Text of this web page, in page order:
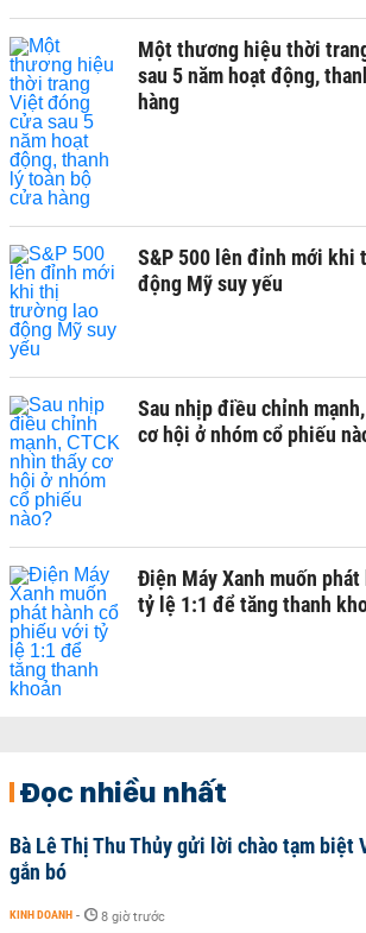
Một thương hiệu thời
sau 5 năm hoạt động,
hàng
S&P 500 lên đỉnh mới khi
động Mỹ suy yếu
Sau nhịp điều chỉnh
cơ hội ở nhóm cổ phiếu
Điện Máy Xanh muốn
tỷ lệ 1:1 để tăng thanh
Đọc nhiều nhất
Bà Lê Thị Thu Thủy gửi lời chào tạm biệt
gắn bó
KINH DOANH - 8 giờ trước